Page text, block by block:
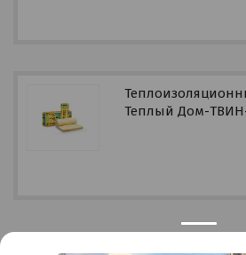
Теплый Дом-